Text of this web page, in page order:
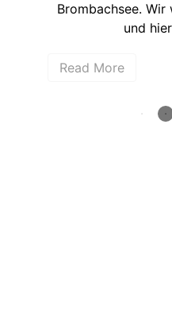
Brombachsee.
und
Read More